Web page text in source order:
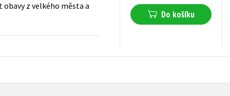
z velkého města a
Do košíku